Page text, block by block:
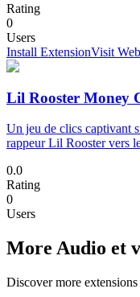
Rating
0
Users
Install ExtensionVisit
Lil Rooster Money
Un jeu de clics captivant
rappeur Lil Rooster vers
0.0
Rating
0
Users
More Audio et
Discover more